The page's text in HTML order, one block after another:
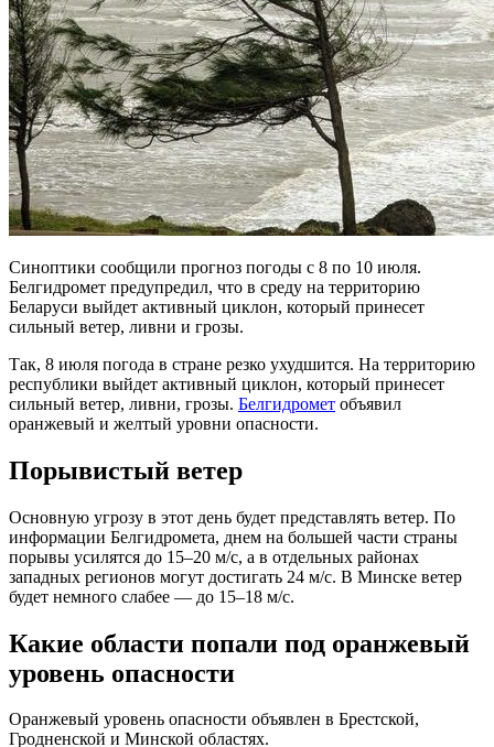
Синоптики сообщили прогноз погоды с 8 по 10 июля.
Белгидромет предупредил, что в среду на территорию
Беларуси выйдет активный циклон, который принесет
сильный ветер, ливни и грозы.
Так, 8 июля погода в стране резко ухудшится. На территорию
республики выйдет активный циклон, который принесет
сильный ветер, ливни, грозы. Белгидромет объявил
оранжевый и желтый уровни опасности.
Порывистый ветер
Основную угрозу в этот день будет представлять ветер. По
информации Белгидромета, днем на большей части страны
порывы усилятся до 15–20 м/с, а в отдельных районах
западных регионов могут достигать 24 м/с. В Минске ветер
будет немного слабее — до 15–18 м/с.
Какие области попали под оранжевый
уровень опасности
Оранжевый уровень опасности объявлен в Брестской,
Гродненской и Минской областях.